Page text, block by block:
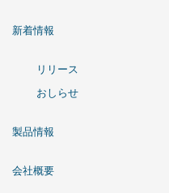
新着情報
リリース
おしらせ
製品情報
会社概要